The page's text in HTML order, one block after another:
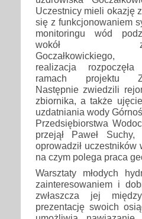
Uczestnicy mieli okazję
się z funkcjonowaniem
monitoringu wód
wokół
Goczałkowickiego,
realizacja
ramach projektu
Następnie zwiedzili
zbiornika, a także
uzdatniania wody
Przedsiębiorstwa
przejął Paweł
oprowadził uczestników
na czym polega praca
Warsztaty młodych
zainteresowaniem i
zwłaszcza jej
prezentację swoich